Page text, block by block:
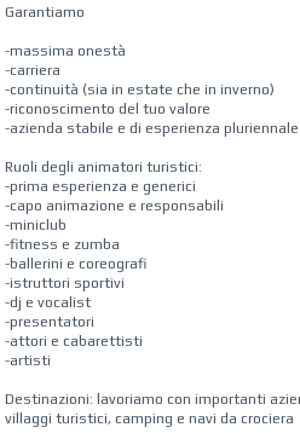
Garantiamo
-massima onestà
-carriera
-continuità (sia in estate che in inverno)
-riconoscimento del tuo valore
-azienda stabile e di esperienza pluriennale
Ruoli degli animatori turistici:
-prima esperienza e generici
-capo animazione e responsabili
-miniclub
-fitness e zumba
-ballerini e coreografi
-istruttori sportivi
-dj e vocalist
-presentatori
-attori e cabarettisti
-artisti
Destinazioni: lavoriamo con importanti
villaggi turistici, camping e navi da crociera